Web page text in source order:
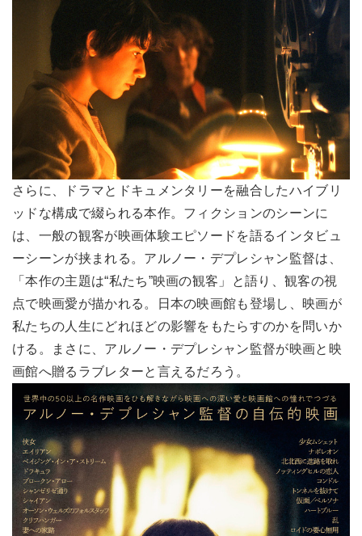
さらに、ドラマとドキュメンタリーを融合したハイブリ
ッドな構成で綴られる本作。フィクションのシーンに
は、一般の観客が映画体験エピソードを語るインタビュ
ーシーンが挟まれる。アルノー・デプレシャン監督は、
「本作の主題は“私たち”映画の観客」と語り、観客の視
点で映画愛が描かれる。日本の映画館も登場し、映画が
私たちの人生にどれほどの影響をもたらすのかを問いか
ける。まさに、アルノー・デプレシャン監督が映画と映
画館へ贈るラブレターと言えるだろう。